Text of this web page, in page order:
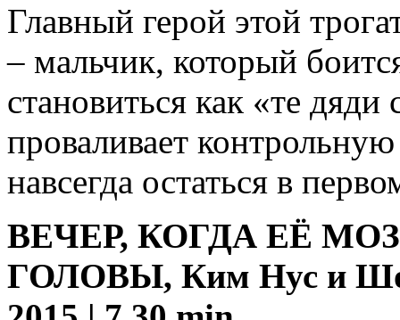
Главный герой этой
– мальчик, который
становиться как «те
проваливает
навсегда остаться в
ВЕЧЕР, КОГДА ЕЁ
ГОЛОВЫ, Ким Нус и